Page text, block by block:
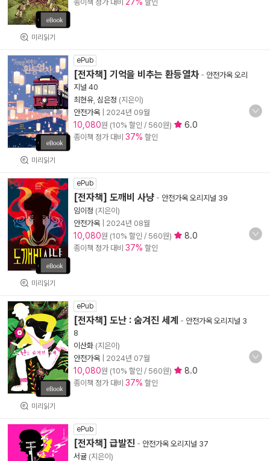
미리읽기
종이책 정가 대비 할인
미리읽기
ePub
[전자책] 기억을 비추는 환등열차 - 안전가옥 오리
지널 40
최현유 심은정 (지은이)
안전가옥
2024년 09월
10,080원 (10% 할인 / 560원) 6.0
종이책 정가 대비 37% 할인
미리읽기
ePub
[전자책] 도깨비 사냥 - 안전가옥 오리지널 39
임이정 (지은이)
안전가옥
2024년 08월
10,080원 (10% 할인 / 560원) 8.0
종이책 정가 대비 37% 할인
미리읽기
ePub
[전자책] 도난 : 숨겨진 세계 - 안전가옥 오리지널 3
8
이산화 (지은이)
안전가옥
2024년 07월
10,080원 (10% 할인 / 560원) 8.0
종이책 정가 대비 37% 할인
ePub
[전자책] 급발진 - 안전가옥 오리지널 37
서귤 (지은이)